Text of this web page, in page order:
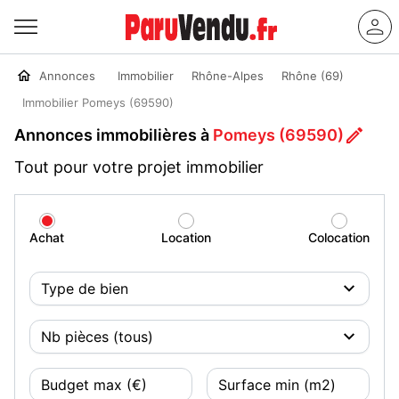
Annonces Immobilier Rhône-Alpes
Rhône (69)
Immobilier Pomeys (69590)
Annonces immobilières à Pomeys (69590)
Tout pour votre projet immobilier
Achat Location Colocation